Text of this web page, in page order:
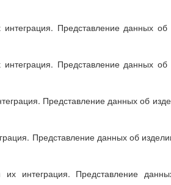
Представление данных
Представление данных
Представление данных об
Представление данных об
интеграция. Представление